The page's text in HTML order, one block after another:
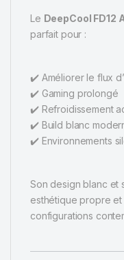
Le DeepCool FD12
parfait pour :
✔️ Améliorer le flux
✔️ Gaming prolongé
✔️ Refroidissement
✔️ Build blanc
✔️ Environnements
Son design blanc et
esthétique propre
configurations